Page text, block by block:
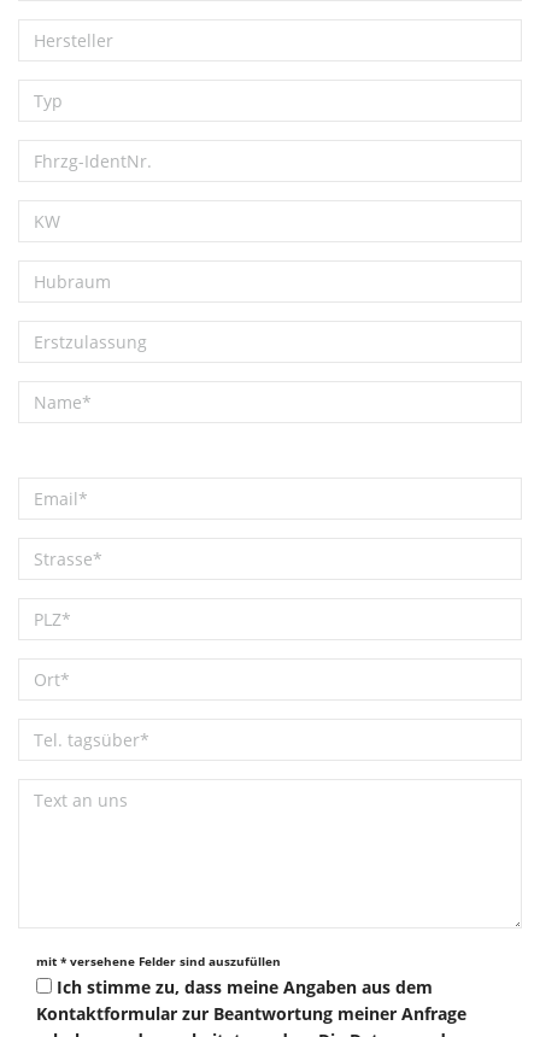
mit * versehene Felder sind auszufüllen
Ich stimme zu, dass meine Angaben aus dem
Kontaktformular zur Beantwortung meiner Anfrage